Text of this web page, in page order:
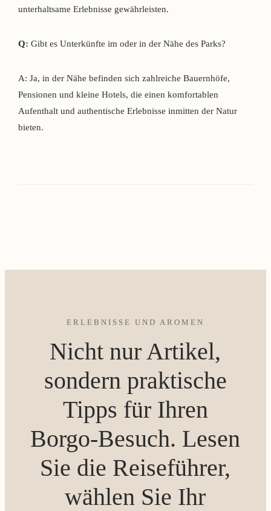
unterhaltsame Erlebnisse gewährleisten.
Q: Gibt es Unterkünfte im oder in der Nähe des Parks?
A: Ja, in der Nähe befinden sich zahlreiche Bauernhöfe,
Pensionen und kleine Hotels, die einen komfortablen
Aufenthalt und authentische Erlebnisse inmitten der Natur
bieten.
ERLEBNISSE UND AROMEN
Nicht nur Artikel,
sondern praktische
Tipps für Ihren
Borgo-Besuch. Lesen
Sie die Reiseführer,
wählen Sie Ihr